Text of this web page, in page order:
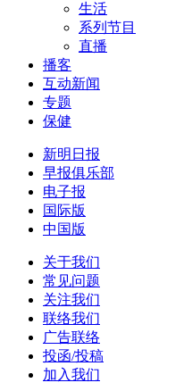
生活
系列节目
直播
播客
互动新闻
专题
保健
新明日报
早报俱乐部
电子报
国际版
中国版
关于我们
常见问题
关注我们
联络我们
广告联络
投函/投稿
加入我们